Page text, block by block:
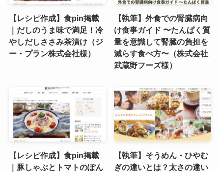
【レシピ作成】食pin掲載
｜だしのうま味で満足！冷
やしだしささみ茶漬け（ジ
ー・プラン株式会社様）
【執筆】外食での腎臓病向
け食事ガイド 〜たんぱく質
量を意識して腎臓の負担を
減らす食べ方〜（株式会社
武蔵野フーズ様）
【レシピ作成】食pin掲載
｜豚しゃぶとトマトのぽん
【執筆】そうめん・ひやむ
ぎの違いとは？太さの違い